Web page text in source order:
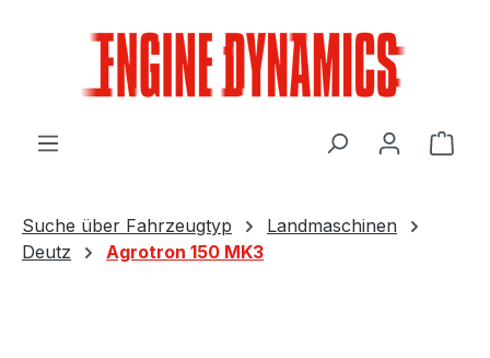
Suche über Fahrzeugtyp
Landmaschinen
Deutz
Agrotron 150 MK3